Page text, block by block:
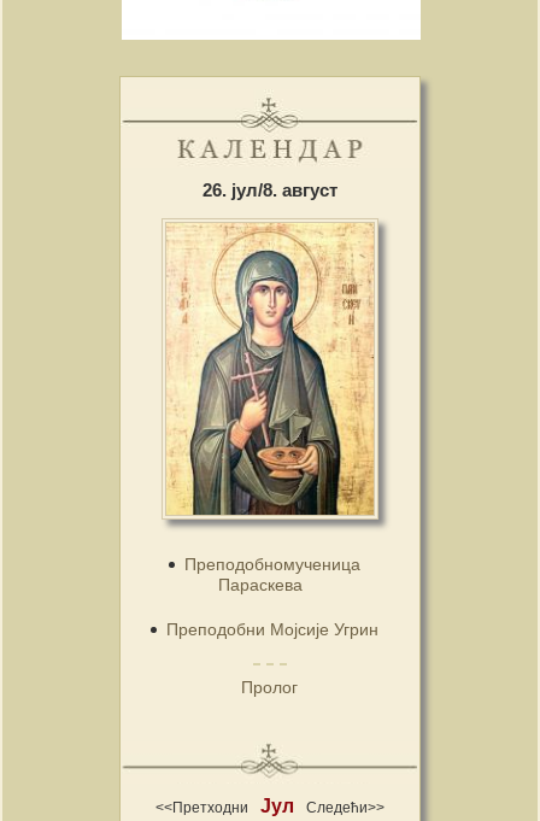
26. јул/8. август
Преподобномученица
Параскева
Преподобни Мојсије Угрин
Пролог
<<Претходни Јул Следећи>>